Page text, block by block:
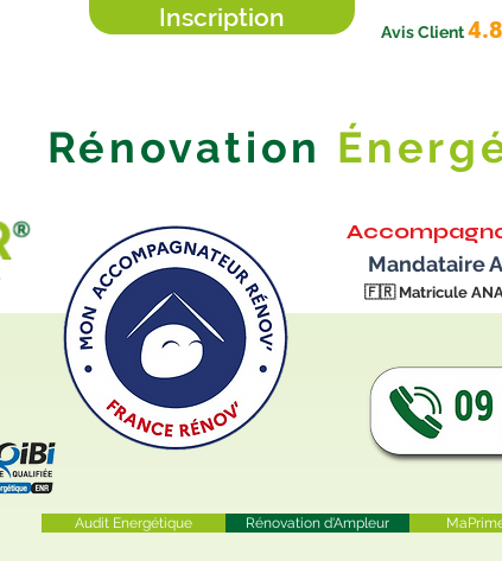
Inscription Avis Client4.8
Rénovation
Mandataire
🇫🇷Matricule
Audit Energétique Rénovation d'Ampleur